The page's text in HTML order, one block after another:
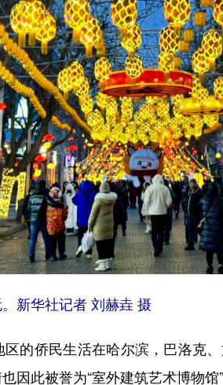
新华社记者 刘赫垚 摄
侨民生活在哈尔滨，巴洛克、
因此被誉为“室外建筑艺术博物馆”